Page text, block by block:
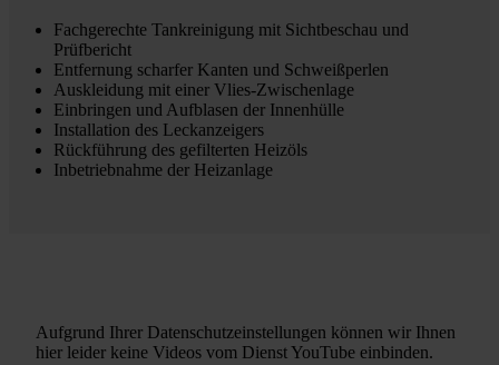
Fachgerechte Tankreinigung mit Sichtbeschau und
Prüfbericht
Entfernung scharfer Kanten und Schweißperlen
Auskleidung mit einer Vlies-Zwischenlage
Einbringen und Aufblasen der Innenhülle
Installation des Leckanzeigers
Rückführung des gefilterten Heizöls
Inbetriebnahme der Heizanlage
Aufgrund Ihrer Datenschutzeinstellungen können wir Ihnen
hier leider keine Videos vom Dienst YouTube einbinden.